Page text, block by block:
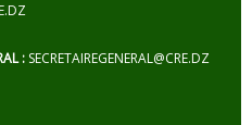
: SECRETAIREGENERAL@CRE.DZ